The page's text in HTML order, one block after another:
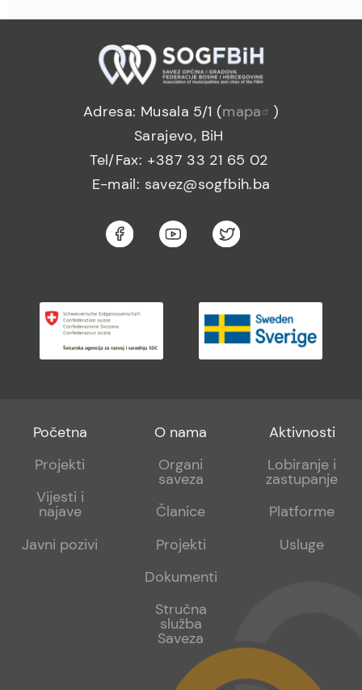
Adresa: Musala 5/1 (mapa
)
Sarajevo, BiH
Tel/Fax: +387 33 21 65 02
E-mail: savez@sogfbih.ba
Footer
menu
Početna
Projekti
Vijesti i
najave
Javni pozivi
Footer
sub
O nama
Organi
saveza
Članice
Projekti
Dokumenti
Stručna
služba
Saveza
Footer
sub
Aktivnosti
Lobiranje i
zastupanje
Platforme
Usluge